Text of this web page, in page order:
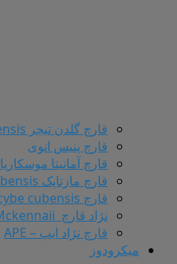
قارچ گلدن تیچر Psilocybe cubensis
قارچ پنیس انوی
قارچ آمانیتا موسکاریا
قارچ مازتاپک Psilocybe cubensis
قارچ ECUADOR Psilocybe cubensis
نژاد قارچ Mckennaii
قارچ نژاد ایپ – APE
میکرودوز